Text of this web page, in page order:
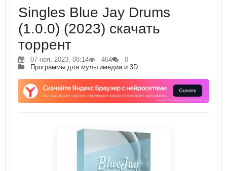
Singles Blue Jay Drums
(1.0.0) (2023) скачать
торрент
07-ноя, 2023, 08:14 464
0
Программы для мультимедиа и 3D